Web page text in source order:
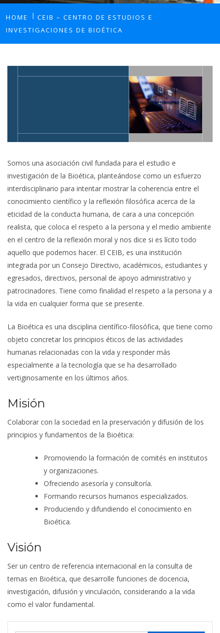
HOME
CEIB – CENTRO DE ESTUDIOS E
INVESTIGACIONES DE BIOÉTICA
Somos una asociación civil fundada para el estudio e
investigación de la Bioética, planteándose como un esfuerzo
interdisciplinario para intentar mostrar la coherencia entre el
conocimiento científico y la reflexión filosófica acerca de la
eticidad de la conducta humana, de cara a una concepción
realista, que coloca el respeto a la persona y el medio ambiente
en el centro de la reflexión moral y nos dice si es lícito todo
aquello que podemos hacer. El CEIB, es una institución
integrada por un Consejo Directivo, académicos, estudiantes y
egresados, directivos, personal de apoyo administrativo y
patrocinadores. Tiene como finalidad el respeto a la persona y a
la vida en cualquier forma que se presente.
La Bioética es una disciplina científico-filosófica, que tiene como
objeto concretar los principios éticos de las actividades
humanas relacionadas con la vida y responder más
especialmente a la tecnología que se ha desarrollado
vertiginosamente en los últimos años.
Misión
Colaborar con la sociedad en la preservación y difusión de los
principios y fundamentos de la Bioética:
Promoviendo la formación de comités en institutos
y organizaciones.
Ofreciendo asesoría y consultoría.
Formando recursos humanos especializados.
Produciendo y difundiendo el conocimiento en
Bioética.
Visión
Ser un centro de referencia internacional en la consulta de
temas en Bioética, que desarrolle funciones de docencia,
investigación, difusión y vinculación, considerando a la vida
como el valor fundamental.